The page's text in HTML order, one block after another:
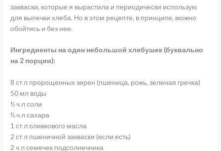
закваски, которые я вырастила и периодически использую
для выпечки хлеба. Но в этом рецепте, в принципе, можно
обойтись и без нее.
Ингредиенты на один небольшой хлебушек (буквально
на 2 порции):
8 ст л пророщенных зерен (пшеница, рожь, зеленая гречка)
50 мл воды
½ ч л соли
½ ч л сахара
1 ст л оливкового масла
2 ст л пшеничной закваски (если есть)
2 ч л семечек подсолнечника